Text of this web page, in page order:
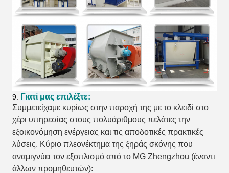
9.
Γιατί μας επιλέξτε:
Συμμετείχαμε κυρίως στην παροχή της με το κλειδί στο
χέρι υπηρεσίας στους πολυάριθμους πελάτες την
εξοικονόμηση ενέργειας και τις αποδοτικές πρακτικές
λύσεις. Κύριο πλεονέκτημα της ξηράς σκόνης που
αναμιγνύει τον εξοπλισμό από το MG Zhengzhou (έναντι
άλλων προμηθευτών):